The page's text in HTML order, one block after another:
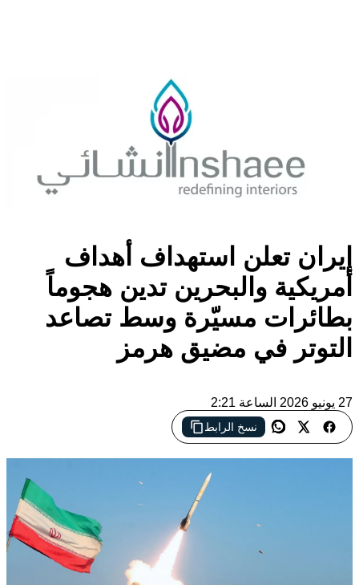
إيران تعلن استهداف أهداف
أمريكية والبحرين تدين هجوماً
بطائرات مسيّرة وسط تصاعد
التوتر في مضيق هرمز
27 يونيو 2026 الساعة 2:21
نسخ الرابط